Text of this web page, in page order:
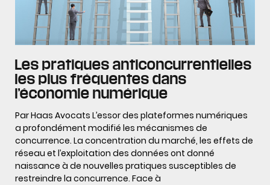
Les pratiques anticoncurrentielles
les plus fréquentes dans
l’économie numérique
Par Haas Avocats L’essor des plateformes numériques
a profondément modifié les mécanismes de
concurrence. La concentration du marché, les effets de
réseau et l’exploitation des données ont donné
naissance à de nouvelles pratiques susceptibles de
restreindre la concurrence. Face à